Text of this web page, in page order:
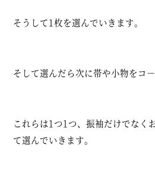
そうして1枚を選んでいきます。
そして選んだら次に帯や小物をコ
これらは1つ1つ、振袖だけでなく
て選んでいきます。